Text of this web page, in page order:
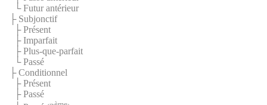
└ Futur antérieur
├ Subjonctif
├ Présent
├ Imparfait
├ Plus-que-parfait
└ Passé
├ Conditionnel
├ Présent
├ Passé